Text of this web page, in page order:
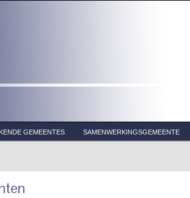
GEMEENTES SAMENWERKINGSGEMEENTE